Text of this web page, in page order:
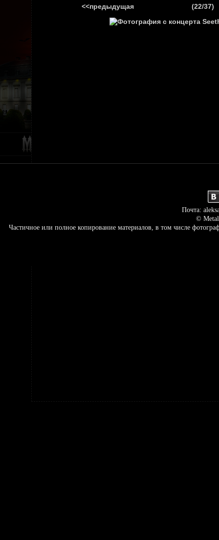
<<предыдущая (22/37)
Почта:
©
Частичное или полное копирование материалов, в том числе